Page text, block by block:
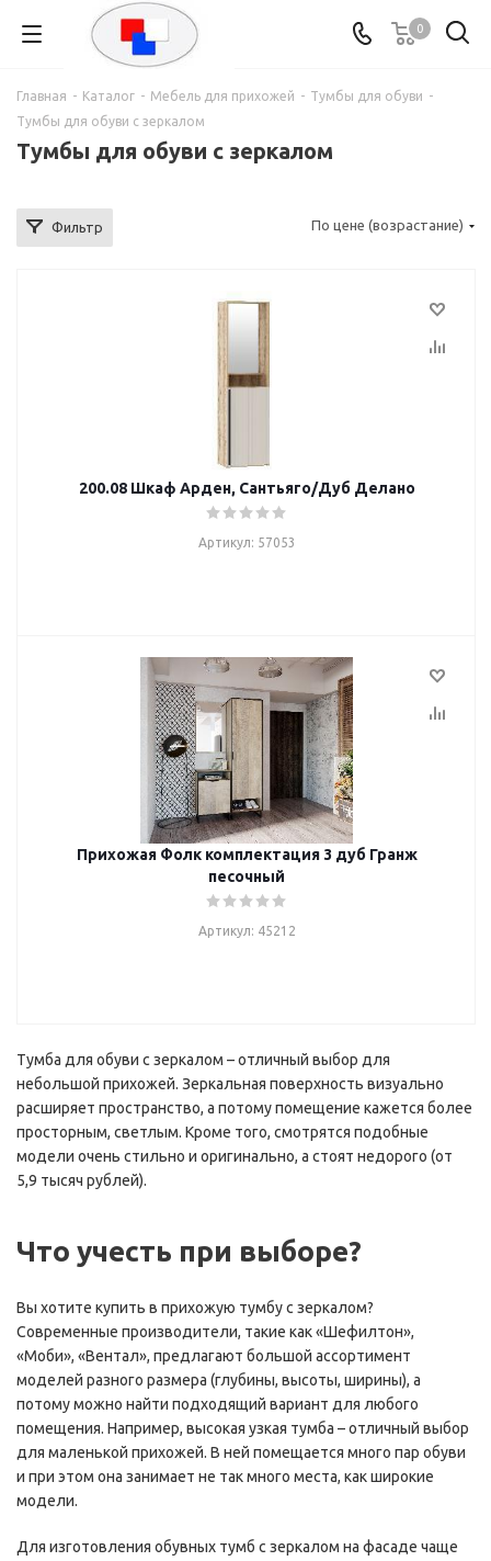
0
Главная - Каталог - Мебель для прихожей - Тумбы для обуви -
Тумбы для обуви с зеркалом
Тумбы для обуви с зеркалом
Фильтр По цене (возрастание)
200.08 Шкаф Арден, Сантьяго/Дуб Делано
Артикул: 57053
Прихожая Фолк комплектация 3 дуб Гранж
песочный
Артикул: 45212
Тумба для обуви с зеркалом – отличный выбор для
небольшой прихожей. Зеркальная поверхность визуально
расширяет пространство, а потому помещение кажется более
просторным, светлым. Кроме того, смотрятся подобные
модели очень стильно и оригинально, а стоят недорого (от
5,9 тысяч рублей).
Что учесть при выборе?
Вы хотите купить в прихожую тумбу с зеркалом?
Современные производители, такие как «Шефилтон»,
«Моби», «Вентал», предлагают большой ассортимент
моделей разного размера (глубины, высоты, ширины), а
потому можно найти подходящий вариант для любого
помещения. Например, высокая узкая тумба – отличный выбор
для маленькой прихожей. В ней помещается много пар обуви
и при этом она занимает не так много места, как широкие
модели.
Для изготовления обувных тумб с зеркалом на фасаде чаще